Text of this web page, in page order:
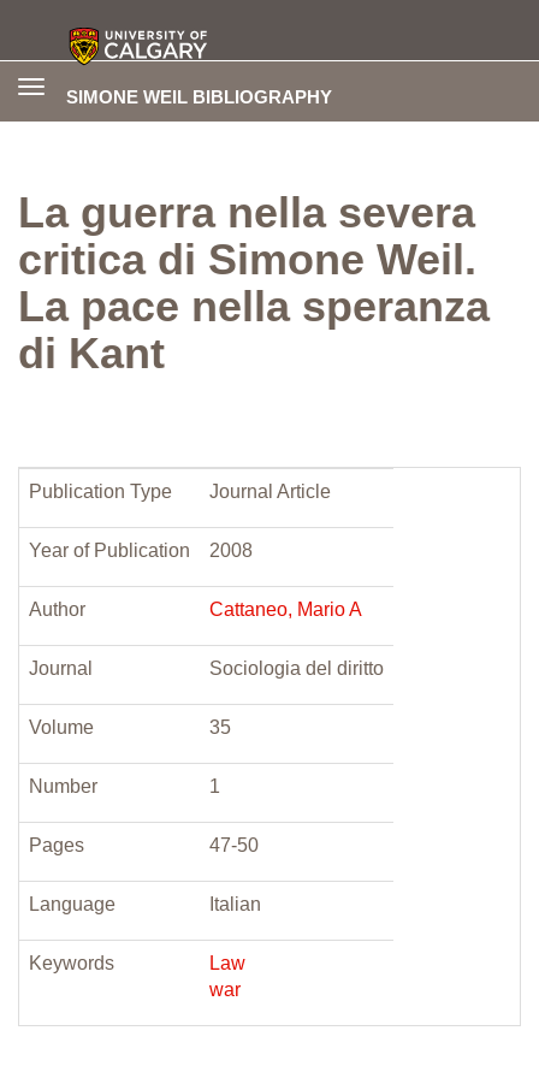
SIMONE WEIL BIBLIOGRAPHY
Toggle
La guerra nella severa
critica di Simone Weil.
La pace nella speranza
di Kant
Publication Type Journal Article
Year of Publication 2008
Author Cattaneo, Mario A
Journal Sociologia del diritto
Volume 35
Number 1
Pages 47-50
Language Italian
Keywords
Law
war